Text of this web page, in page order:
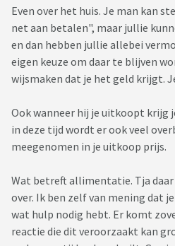
Even over het huis. Je man kan
net aan betalen", maar jullie
en dan hebben jullie allebei
eigen keuze om daar te blijven
wijsmaken dat je het geld krijgt.
Ook wanneer hij je uitkoopt krijg
in deze tijd wordt er ook veel
meegenomen in je uitkoop prijs.
Wat betreft allimentatie. Tja daar
over. Ik ben zelf van mening dat
wat hulp nodig hebt. Er komt
reactie die dit veroorzaakt kan